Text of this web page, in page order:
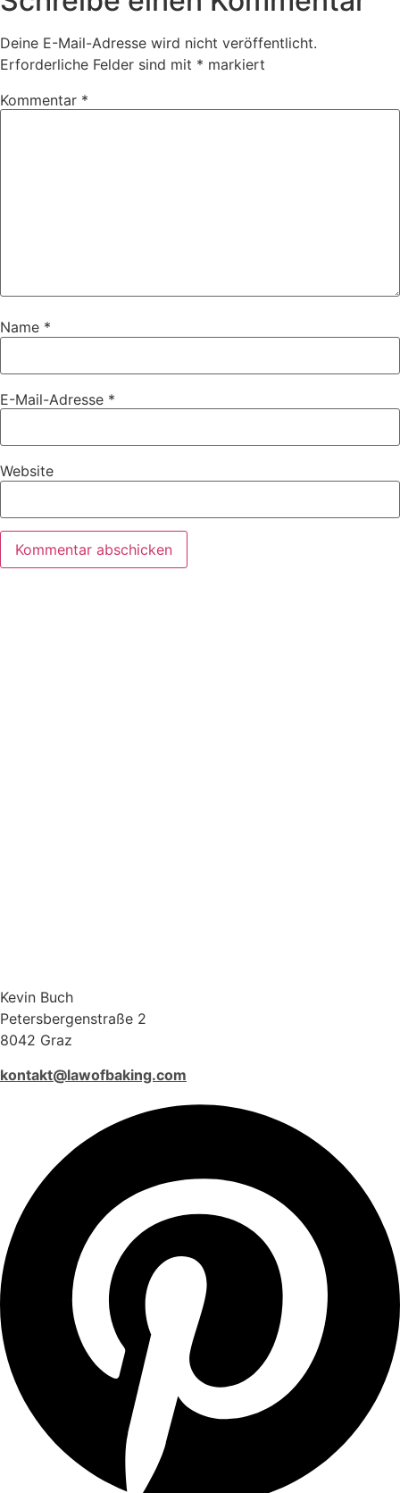
Deine E-Mail-Adresse wird nicht veröffentlicht.
Erforderliche Felder sind mit * markiert
Kommentar *
Name *
E-Mail-Adresse *
Website
Kevin Buch
Petersbergenstraße 2
8042 Graz
kontakt@lawofbaking.com